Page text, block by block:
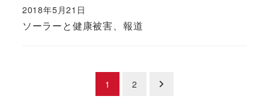
ソーラーと健康被害、報道
2018年5月21日
1 2